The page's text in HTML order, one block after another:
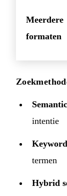
Meerdere
formaten
intentie
termen
Hybrid